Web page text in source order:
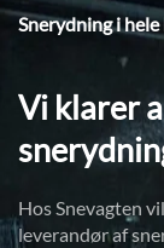
Snerydning i
Vi klarer
Hos Snevagten
leverandør af